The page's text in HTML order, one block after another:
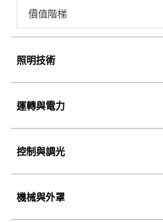
價值階梯
照明技術
運轉與電力
控制與調光
機械與外罩